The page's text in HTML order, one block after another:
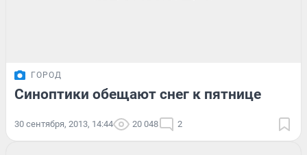
ГОРОД
Синоптики обещают снег к пятнице
30 сентября, 2013, 14:44 20 048 2